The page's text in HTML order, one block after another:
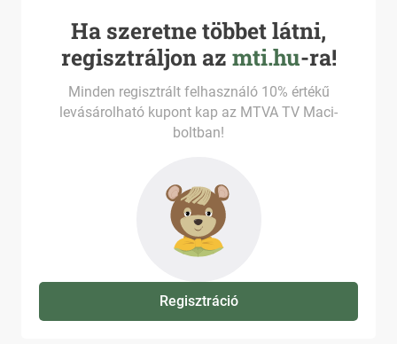
Ha szeretne többet látni,
regisztráljon az mti.hu-ra!
Minden regisztrált felhasználó 10% értékű
levásárolható kupont kap az MTVA TV Maci-
boltban!
Regisztráció